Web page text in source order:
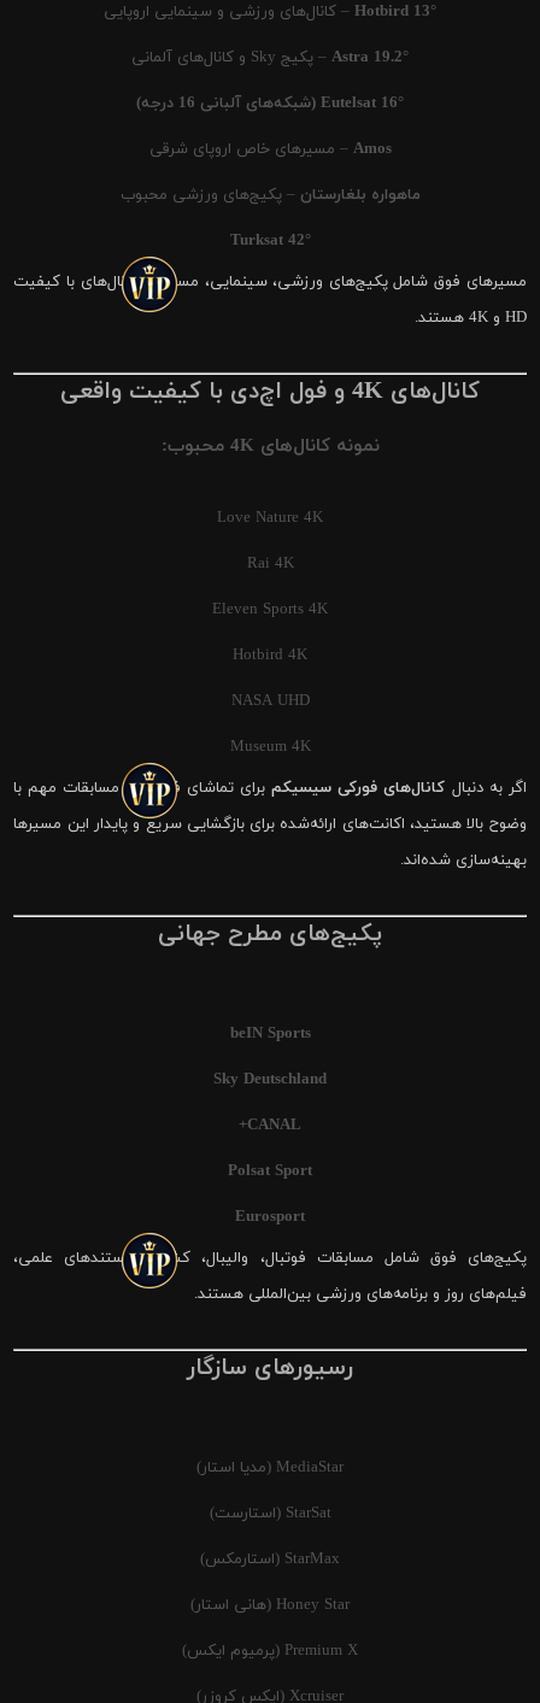
Hotbird 13° – کانال‌های ورزشی و سینمایی اروپایی
Astra 19.2° – پکیج Sky و کانال‌های آلمانی
Eutelsat 16° (شبکه‌های آلبانی 16 درجه)
Amos – مسیرهای خاص اروپای شرقی
ماهواره بلغارستان – پکیج‌های ورزشی محبوب
Turksat 42°
مسیرهای فوق شامل پکیج‌های ورزشی، سینمایی، مستند و کانال‌های با کیفیت
HD و 4K هستند.
کانال‌های 4K و فول اچ‌دی با کیفیت واقعی
نمونه کانال‌های 4K محبوب:
Love Nature 4K
Rai 4K
Eleven Sports 4K
Hotbird 4K
NASA UHD
Museum 4K
اگر به دنبال کانال‌های فورکی سیسیکمبرای تماشای فوتبال و مسابقات مهم با
وضوح بالا هستید، اکانت‌های ارائه‌شده برای بازگشایی سریع و پایدار این مسیرها
بهینه‌سازی شده‌اند.
پکیج‌های مطرح جهانی
beIN Sports
Sky Deutschland
CANAL+
Polsat Sport
Eurosport
پکیج‌های فوق شامل مسابقات فوتبال، والیبال، کشتی، مستندهای علمی،
فیلم‌های روز و برنامه‌های ورزشی بین‌المللی هستند.
رسیورهای سازگار
MediaStar (مدیا استار)
StarSat (استارست)
StarMax (استارمکس)
Honey Star (هانی استار)
Premium X (پرمیوم ایکس)
Xcruiser (ایکس کروزر)